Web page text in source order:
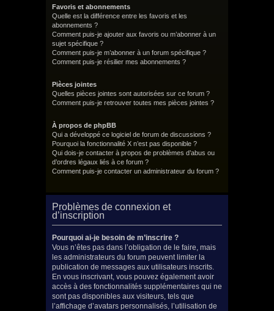
Favoris et abonnements
Quelle est la différence entre les favoris et les
abonnements ?
Comment puis-je ajouter aux favoris ou m’abonner à un
sujet spécifique ?
Comment puis-je m’abonner à un forum spécifique ?
Comment puis-je résilier mes abonnements ?
Pièces jointes
Quelles pièces jointes sont autorisées sur ce forum ?
Comment puis-je retrouver toutes mes pièces jointes ?
À propos de phpBB
Qui a développé ce logiciel de forum de discussions ?
Pourquoi la fonctionnalité X n’est pas disponible ?
Qui dois-je contacter à propos de problèmes d’abus ou
d’ordres légaux liés à ce forum ?
Comment puis-je contacter un administrateur du forum ?
Problèmes de connexion et
d’inscription
Pourquoi ai-je besoin de m’inscrire ?
Vous n’êtes pas dans l’obligation de le faire, mais
les administrateurs du forum peuvent limiter la
publication de messages aux utilisateurs inscrits.
En vous inscrivant, vous pouvez également avoir
accès à des fonctionnalités supplémentaires qui ne
sont pas disponibles aux visiteurs, tels que
l’affichage d’avatars personnalisés, l’utilisation de